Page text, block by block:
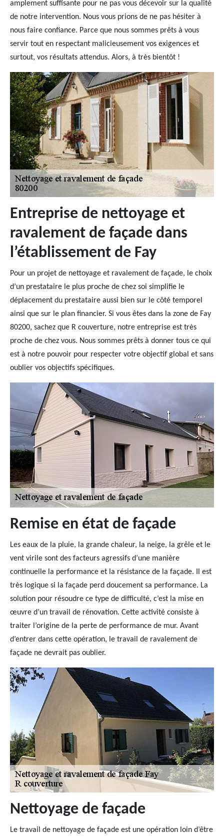
amplement suffisante pour ne pas vous décevoir sur la qualité
de notre intervention. Nous vous prions de ne pas hésiter à
nous faire confiance. Parce que nous sommes prêts à vous
servir tout en respectant malicieusement vos exigences et
surtout, vos résultats attendus. Alors, à très bientôt !
Entreprise de nettoyage et
ravalement de façade dans
l’établissement de Fay
Pour un projet de nettoyage et ravalement de façade, le choix
d’un prestataire le plus proche de chez soi simplifie le
déplacement du prestataire aussi bien sur le côté temporel
ainsi que sur le plan financier. Si vous êtes dans la zone de Fay
80200, sachez que R couverture, notre entreprise est très
proche de chez vous. Nous sommes prêts à donner tous ce qui
est à notre pouvoir pour respecter votre objectif global et sans
oublier vos objectifs spécifiques.
Remise en état de façade
Les eaux de la pluie, la grande chaleur, la neige, la grêle et le
vent virile sont des facteurs agressifs d’une manière
continuelle la performance et la résistance de la façade. Il est
très logique si la façade perd doucement sa performance. La
solution pour résoudre ce type de difficulté, c’est la mise en
œuvre d’un travail de rénovation. Cette activité consiste à
traiter l’origine de la perte de performance de mur. Avant
d’entrer dans cette opération, le travail de ravalement de
façade ne devrait pas oublier.
Nettoyage de façade
Le travail de nettoyage de façade est une opération loin d’être